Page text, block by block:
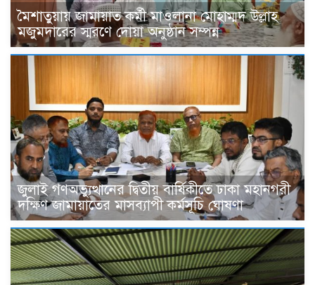
মৈশাতুয়ায় জামায়াত কর্মী মাওলানা মোহাম্মদ উল্লাহ
মজুমদারের স্মরণে দোয়া অনুষ্ঠান সম্পন্ন
জুলাই গণঅভ্যুত্থানের দ্বিতীয় বার্ষিকীতে ঢাকা মহানগরী
দক্ষিণ জামায়াতের মাসব্যাপী কর্মসূচি ঘোষণা